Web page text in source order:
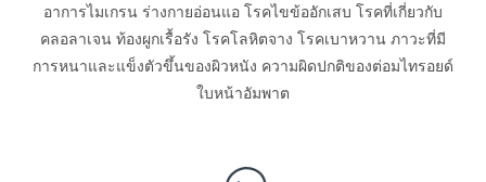
อาการไมเกรน ร่างกายอ่อนแอ โรคไขข้ออักเสบ โรคที่เกี่ยวกับ
คลอลาเจน ท้องผูกเรื้อรัง โรคโลหิตจาง โรคเบาหวาน ภาวะที่มี
การหนาและแข็งตัวขึ้นของผิวหนัง ความผิดปกติของต่อมไทรอยด์
ใบหน้าอัมพาต